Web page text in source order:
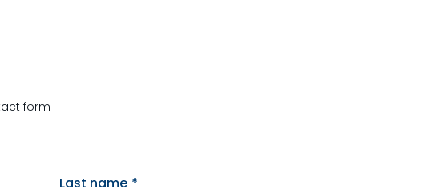
form
Last name *